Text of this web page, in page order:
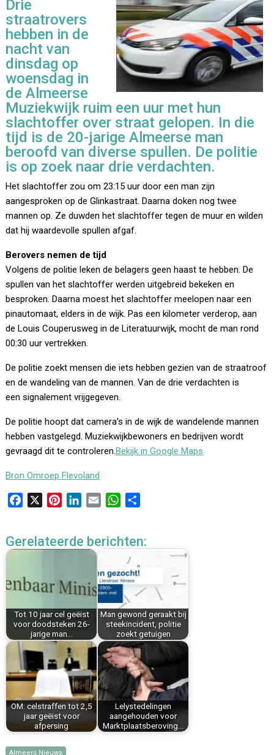
Drie
straatrovers
hebben in de
nacht van
dinsdag op
woensdag in
de Almeerse
Muziekwijk ruim een uur met hun
slachtoffer over straat gelopen. In die
tijd is de 20-jarige Almeerse man
beroofd van diverse spullen. De politie
is op zoek naar drie verdachten.
Het slachtoffer zou om 23:15 uur door een man zijn
aangesproken op de Glinkastraat. Daarna doken nog twee
mannen op. Ze duwden het slachtoffer tegen de muur en wilden
dat hij waardevolle spullen afgaf.
Berovers nemen de tijd
Volgens de politie leken de belagers geen haast te hebben. De
spullen van het slachtoffer werden uitgebreid bekeken en
besproken. Daarna moest het slachtoffer meelopen naar een
pinautomaat, elders in de wijk. Pas een kilometer verderop, aan
de Louis Couperusweg in de Literatuurwijk, mocht de man rond
00:30 uur vertrekken.
De politie zoekt mensen die iets hebben gezien van de straatroof
en de wandeling van de mannen. Van de drie verdachten is
een signalement vrijgegeven.
De politie hoopt dat camera’s in de wijk de wandelende mannen
hebben vastgelegd. Muziekwijkbewoners en bedrijven wordt
gevraagd dit te controleren.Bekijk in Google Maps
Bron Omroep Flevoland
e
o
t
e
t
k
I
i
W
t
A
p
p
e
Gerelateerde berichten:
Tot 10 jaar cel geëist
voor doodsteken 26-
jarige man…
Man gewond geraakt bij
steekincident, politie
zoekt getuigen
OM: celstraffen tot 2,5
jaar geëist voor
afpersing
Lelystedelingen
aangehouden voor
Marktplaatsberoving…
Almeers Nieuws